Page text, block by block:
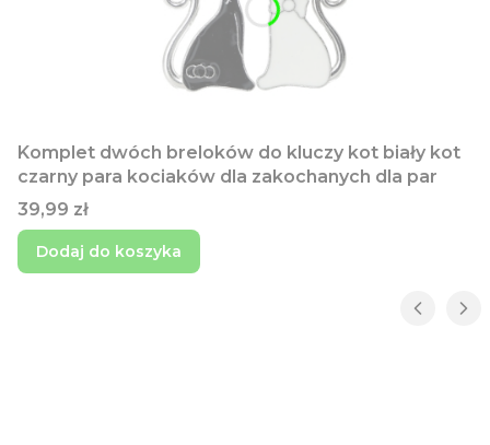
Komplet dwóch breloków do kluczy kot biały kot
czarny para kociaków dla zakochanych dla par
Cena
39,99 zł
Dodaj do koszyka